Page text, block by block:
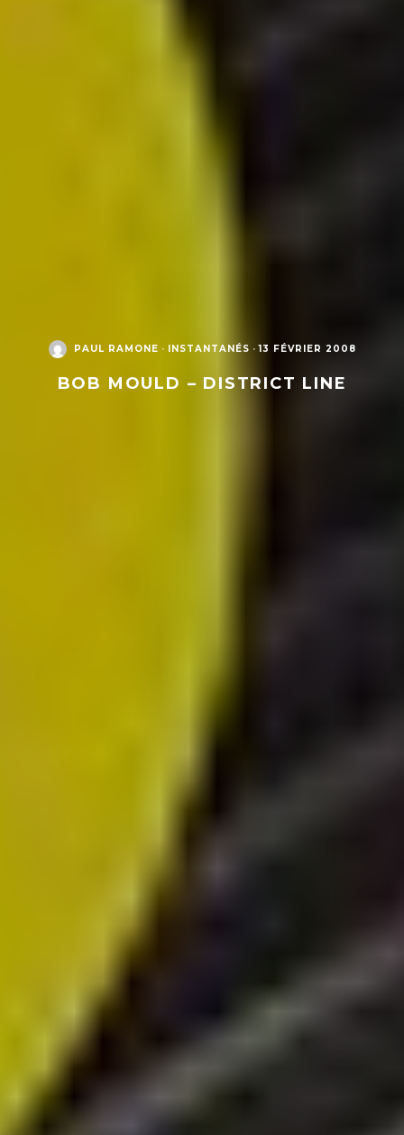
PAUL RAMONE · INSTANTANÉS · 13 FÉVRIER 2008
BOB MOULD – DISTRICT LINE